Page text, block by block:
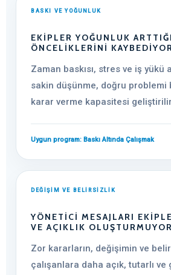
BASKI VE YOĞUNLUK
EKIPLER YOĞUNLUK
ÖNCELIKLERINI
Zaman baskısı, stres ve iş yükü
sakin düşünme, doğru problemi
karar verme kapasitesi
Uygun program: Baskı Altında Çalışmak
DEĞİŞİM VE BELİRSİZLİK
YÖNETICI MESAJLARI
VE AÇIKLIK
Zor kararların, değişimin ve
çalışanlara daha açık, tutarlı ve